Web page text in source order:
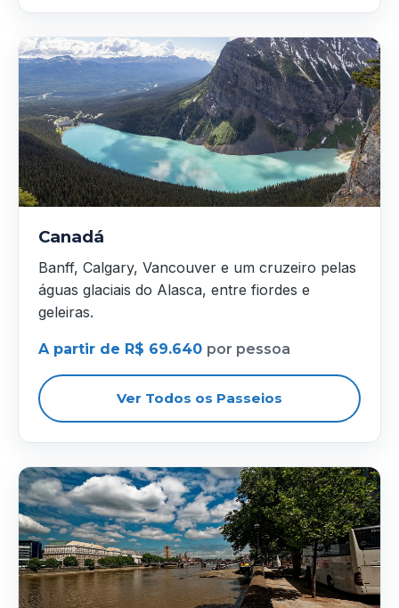
Canadá
Banff, Calgary, Vancouver e um cruzeiro pelas
águas glaciais do Alasca, entre fiordes e
geleiras.
A partir de R$ 69.640 por pessoa
Ver Todos os Passeios